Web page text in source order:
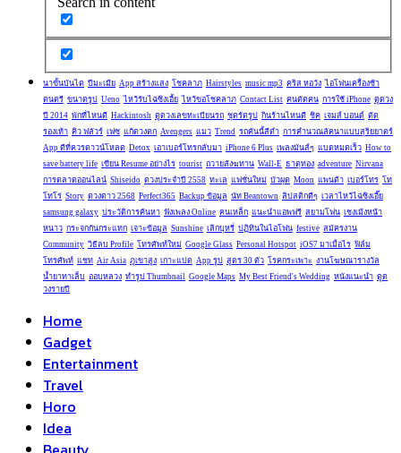
นาขั้นบันได ปีมะเมีย App สร้างแสง โชคลาภ Hairstyles music mp3 คริส หอวัง ไอโฟนเครื่องช้า
ดนตรี ขนาดรูป Ueno ไหว้รับไฉ่ซิงเอี้ย ไหว้ขอโชคลาภ Contact List คนตัดคน การใช้ iPhone ดูดวง
ปี 2014 พักที่ไหนดี Hackintosh ดูดวงเลขทะเบียนรถ ชุดรัดรูป กินร้านไหนดี ชิค เจมส์ บอนด์ ตัด
รองเท้า คิว ฟลัวร์ เฟซ แก้ดวงตก Avengers แมว Trend รถคันนี้สีดำ การคำนวณลัคนาแบบสุริยยาตร์
App ดีที่ควรดาวน์โหลด Detox เอาเบอร์โทรกลับมา iPhone 6 Plus เพลงมันส์ๆ แบตหมดเร็ว How to
save battery life เขียน Resume อย่างไร tourist ถวายสังฆทาน Wall-E ธาตุทอง adventure Nirvana
การตลาดออนไลน์ Shiseido ดวงประจำปี 2558 ทะเล แฟชั่นใหม่ บัวผุด Moon แพนด้า เบอร์โทร โท
โทโร่ Story ดวงดาว 2568 Perfect365 Backup ข้อมูล นัท Beantown ลิปสติกดีๆ เวลาไหว้ไฉ่ซิงเอี๊ย
samsung galaxy ประวัติการค้นหา ฟังเพลง Online ฅนเหล็ก แนะนำแอพฟรี สยามโฟน เชงเม้งหน้า
หนาว กระจกกันกระแทก เจาะข้อมูล Sunshine เลิกบุหรี่ ปฏิทินในไอโฟน festive สมัครงาน
Community วิธีลบ Profile โทรศัพท์ใหม่ Google Glass Personal Hotspot iOS7 มาเมื่อไร ฟิล์ม
โทรศัพท์ แชท Air Asia ภูเขาสูง เกาะแปด App รูป สูตร 30 ตัว โรคกระเพาะ งานโฆษณารางวัล
น้ำยาทาเล็บ ออบหลวง ทำรูป Thumbnail Google Maps My Best Friend's Wedding หนังแนะนำ ดูด
วงรายปี
Home
Gadget
Entertainment
Travel
Horo
Idea